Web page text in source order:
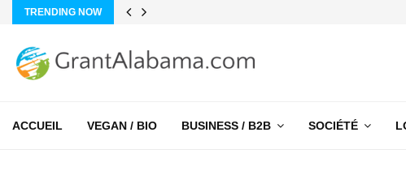
TRENDING NOW
ACCUEIL VEGAN / BIO BUSINESS / B2B SOCIÉTÉ